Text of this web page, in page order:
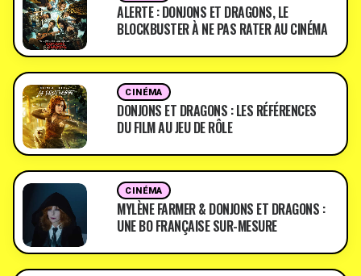
ALERTE : DONJONS ET DRAGONS, LE
BLOCKBUSTER À NE PAS RATER AU CINÉMA
CINÉMA
DONJONS ET DRAGONS : LES RÉFÉRENCES
DU FILM AU JEU DE RÔLE
CINÉMA
MYLÈNE FARMER & DONJONS ET DRAGONS :
UNE BO FRANÇAISE SUR-MESURE